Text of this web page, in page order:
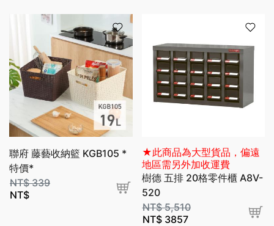
聯府 藤藝收納籃 KGB105 *
特價*
NT$339
NT$
★此商品為大型貨品，偏遠
地區需另外加收運費
樹德 五排 20格零件櫃 A8V-
520
NT$5,510
NT$3857